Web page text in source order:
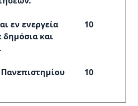
εν ενεργεία
δημόσια και
10
10